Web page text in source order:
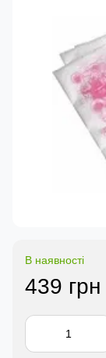
В наявності
439 грн